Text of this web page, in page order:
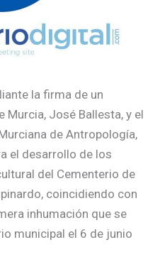
la firma de un
Murcia, José Ballesta, y el
de Antropología,
el desarrollo de los
del Cementerio de
coincidiendo con
inhumación que se
municipal el 6 de junio